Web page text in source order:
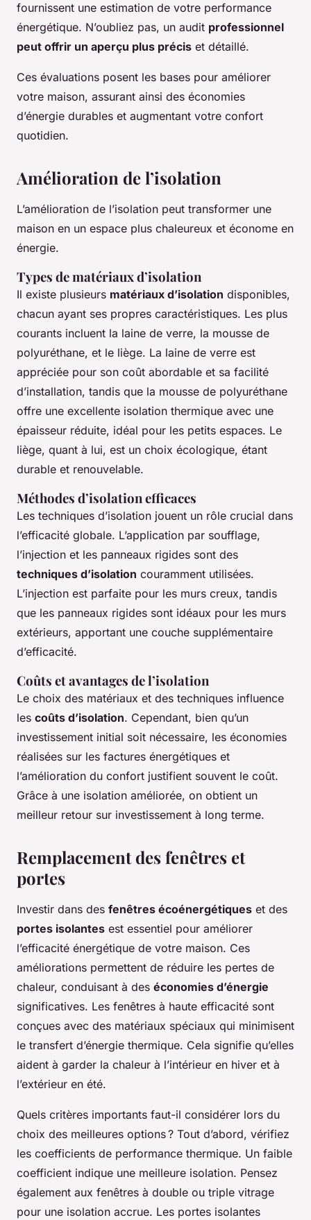
fournissent une estimation de votre performance
énergétique. N’oubliez pas, un audit professionnel
peut offrir un aperçu plus précis et détaillé.
Ces évaluations posent les bases pour améliorer
votre maison, assurant ainsi des économies
d’énergie durables et augmentant votre confort
quotidien.
Amélioration de l’isolation
L’amélioration de l’isolation peut transformer une
maison en un espace plus chaleureux et économe en
énergie.
Types de matériaux d’isolation
Il existe plusieurs matériaux d’isolation disponibles,
chacun ayant ses propres caractéristiques. Les plus
courants incluent la laine de verre, la mousse de
polyuréthane, et le liège. La laine de verre est
appréciée pour son coût abordable et sa facilité
d’installation, tandis que la mousse de polyuréthane
offre une excellente isolation thermique avec une
épaisseur réduite, idéal pour les petits espaces. Le
liège, quant à lui, est un choix écologique, étant
durable et renouvelable.
Méthodes d’isolation efficaces
Les techniques d’isolation jouent un rôle crucial dans
l’efficacité globale. L’application par soufflage,
l’injection et les panneaux rigides sont des
techniques d’isolation couramment utilisées.
L’injection est parfaite pour les murs creux, tandis
que les panneaux rigides sont idéaux pour les murs
extérieurs, apportant une couche supplémentaire
d’efficacité.
Coûts et avantages de l’isolation
Le choix des matériaux et des techniques influence
les coûts d’isolation. Cependant, bien qu’un
investissement initial soit nécessaire, les économies
réalisées sur les factures énergétiques et
l’amélioration du confort justifient souvent le coût.
Grâce à une isolation améliorée, on obtient un
meilleur retour sur investissement à long terme.
Remplacement des fenêtres et
portes
Investir dans des fenêtres écoénergétiques et des
portes isolantes est essentiel pour améliorer
l’efficacité énergétique de votre maison. Ces
améliorations permettent de réduire les pertes de
chaleur, conduisant à des économies d’énergie
significatives. Les fenêtres à haute efficacité sont
conçues avec des matériaux spéciaux qui minimisent
le transfert d’énergie thermique. Cela signifie qu’elles
aident à garder la chaleur à l’intérieur en hiver et à
l’extérieur en été.
Quels critères importants faut-il considérer lors du
choix des meilleures options ? Tout d’abord, vérifiez
les coefficients de performance thermique. Un faible
coefficient indique une meilleure isolation. Pensez
également aux fenêtres à double ou triple vitrage
pour une isolation accrue. Les portes isolantes